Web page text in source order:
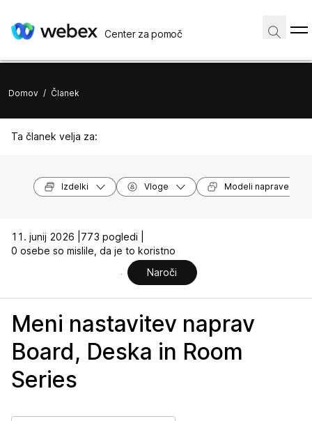
Center za pomoč
Domov / Članek
Ta članek velja za:
Izdelki Vloge Modeli naprave
11. junij 2026 | 773 pogledi |
0 osebe so mislile, da je to koristno
Naroči
Meni nastavitev naprav
Board, Deska in Room
Series